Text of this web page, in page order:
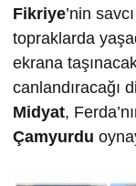
Fikriye’nin
topraklarda
ekrana
canlandıracağı
Midyat,
Çamyurdu